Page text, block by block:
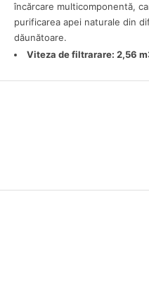
încărcare multicomponentă,
purificarea apei naturale din
dăunătoare.
Viteza de filtrarare: 2,56